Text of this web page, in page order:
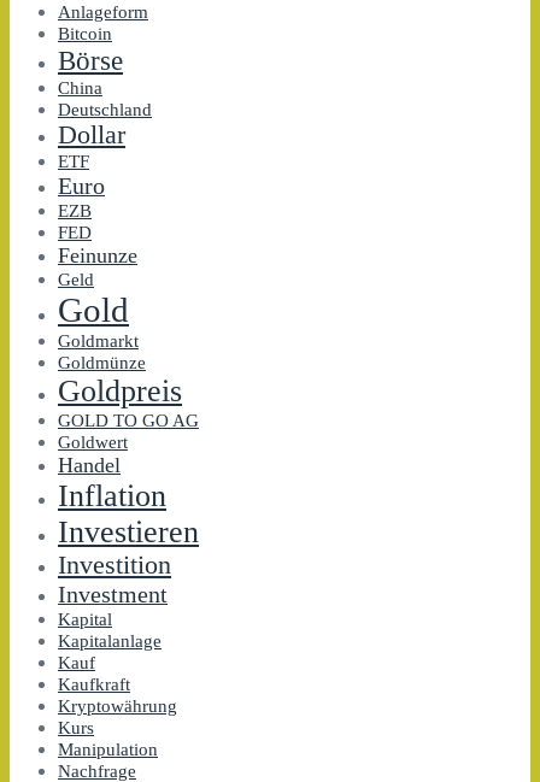
Anlageform
Bitcoin
Börse
China
Deutschland
Dollar
ETF
Euro
EZB
FED
Feinunze
Geld
Gold
Goldmarkt
Goldmünze
Goldpreis
GOLD TO GO AG
Goldwert
Handel
Inflation
Investieren
Investition
Investment
Kapital
Kapitalanlage
Kauf
Kaufkraft
Kryptowährung
Kurs
Manipulation
Nachfrage